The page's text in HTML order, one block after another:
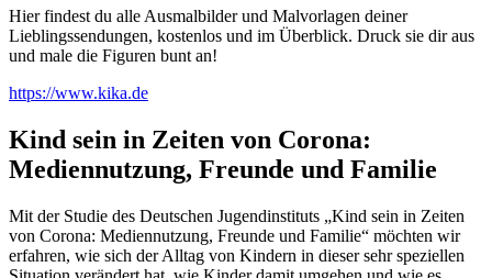
Hier findest du alle Ausmalbilder und Malvorlagen deiner
Lieblingssendungen, kostenlos und im Überblick. Druck sie dir aus
und male die Figuren bunt an!
https://www.kika.de
Kind sein in Zeiten von Corona:
Mediennutzung, Freunde und Familie
Mit der Studie des Deutschen Jugendinstituts „Kind sein in Zeiten
von Corona: Mediennutzung, Freunde und Familie“ möchten wir
erfahren, wie sich der Alltag von Kindern in dieser sehr speziellen